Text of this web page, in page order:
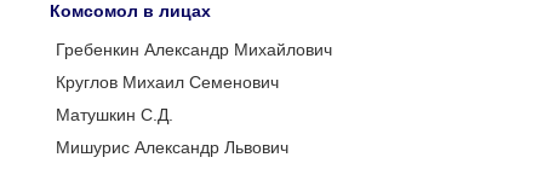
Комсомол в лицах
Гребенкин Александр Михайлович
Круглов Михаил Семенович
Матушкин С.Д.
Мишурис Александр Львович